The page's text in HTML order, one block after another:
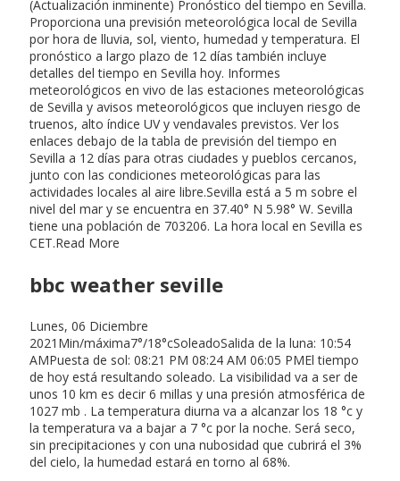
(Actualización inminente) Pronóstico del tiempo en Sevilla.
Proporciona una previsión meteorológica local de Sevilla
por hora de lluvia, sol, viento, humedad y temperatura. El
pronóstico a largo plazo de 12 días también incluye
detalles del tiempo en Sevilla hoy. Informes
meteorológicos en vivo de las estaciones meteorológicas
de Sevilla y avisos meteorológicos que incluyen riesgo de
truenos, alto índice UV y vendavales previstos. Ver los
enlaces debajo de la tabla de previsión del tiempo en
Sevilla a 12 días para otras ciudades y pueblos cercanos,
junto con las condiciones meteorológicas para las
actividades locales al aire libre.Sevilla está a 5 m sobre el
nivel del mar y se encuentra en 37.40° N 5.98° W. Sevilla
tiene una población de 703206. La hora local en Sevilla es
CET.Read More
bbc weather seville
Lunes, 06 Diciembre
2021Min/máxima7°/18°cSoleadoSalida de la luna: 10:54
AMPuesta de sol: 08:21 PM 08:24 AM 06:05 PMEl tiempo
de hoy está resultando soleado. La visibilidad va a ser de
unos 10 km es decir 6 millas y una presión atmosférica de
1027 mb . La temperatura diurna va a alcanzar los 18 °c y
la temperatura va a bajar a 7 °c por la noche. Será seco,
sin precipitaciones y con una nubosidad que cubrirá el 3%
del cielo, la humedad estará en torno al 68%.